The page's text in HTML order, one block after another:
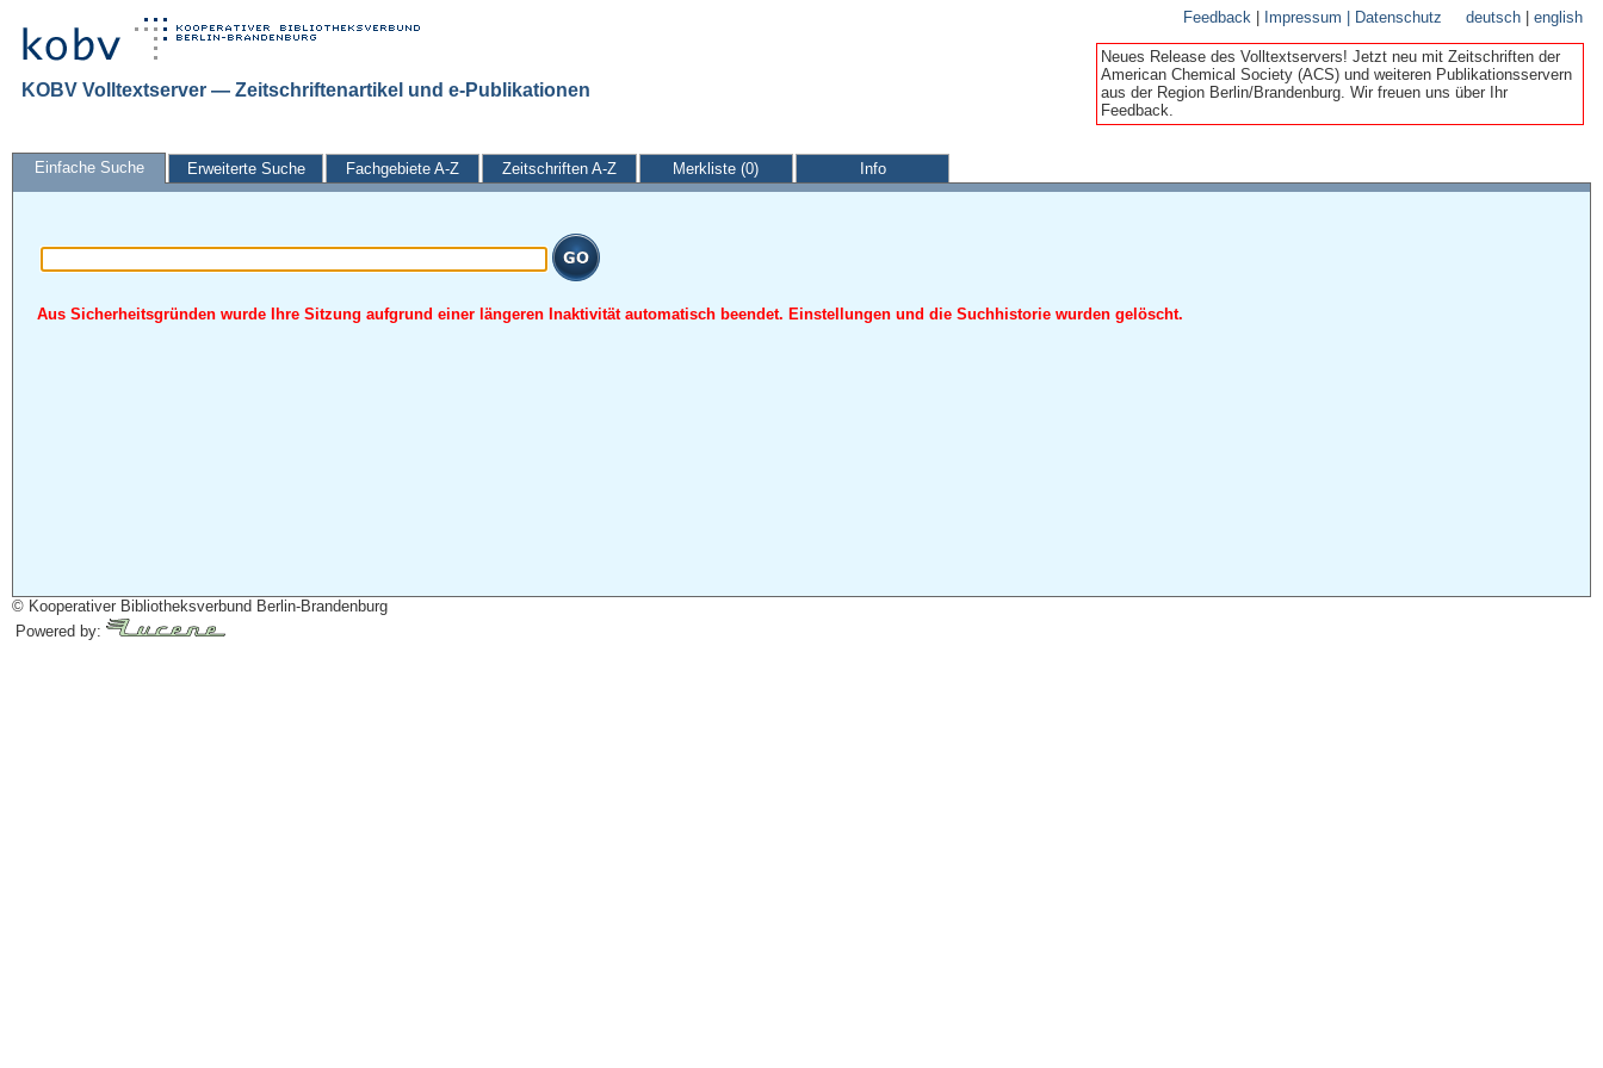
Feedback Impressum | Datenschutz deutsch |english
KOBV Volltextserver — Zeitschriftenartikel und e-Publikationen
Neues Release des Volltextservers! Jetzt neu mit Zeitschriften der
American Chemical Society (ACS) und weiteren Publikationsservern
aus der Region Berlin/Brandenburg. Wir freuen uns über Ihr
Feedback.
Einfache Suche Erweiterte Suche Fachgebiete A-Z Zeitschriften A-Z Merkliste (0) Info
Aus Sicherheitsgründen wurde Ihre Sitzung aufgrund einer längeren Inaktivität automatisch beendet. Einstellungen und die Suchhistorie wurden gelöscht.
© Kooperativer Bibliotheksverbund Berlin-Brandenburg
Powered by: